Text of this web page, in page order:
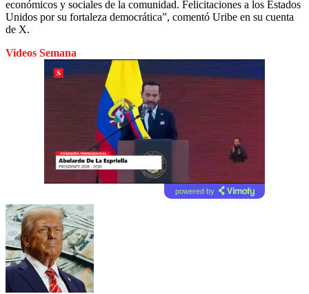
económicos y sociales de la comunidad. Felicitaciones a los Estados
Unidos por su fortaleza democrática”, comentó Uribe en su cuenta
de X.
Videos Semana
powered by